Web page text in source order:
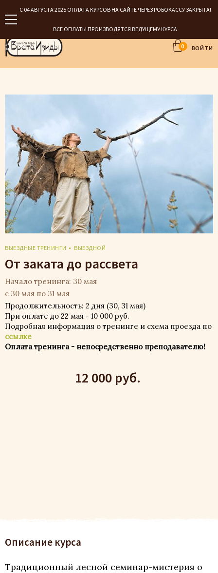
С 04 АВГУСТА 2025 ОПЛАТА КУРСОВ НА САЙТЕ ЧЕРЕЗ РОБОКАССУ ЗАКРЫТА!
ВСЕ ОПЛАТЫ ПРОИЗВОДЯТСЯ ВЕДУЩЕМУ КУРСА
0 ВОЙТИ
ВЫЕЗДНЫЕ ТРЕНИНГИ ВЫЕЗДНОЙ
От заката до рассвета
Начало тренинга: 30 мая
с 30 мая по 31 мая
12 000 руб.
Продолжительность: 2 дня (30, 31 мая)
При оплате до 22 мая - 10 000 руб.
Подробная информация о тренинге и схема проезда по
ссылке
Оплата тренинга - непосредственно преподавателю!
Описание курса
Традиционный лесной семинар-мистерия о